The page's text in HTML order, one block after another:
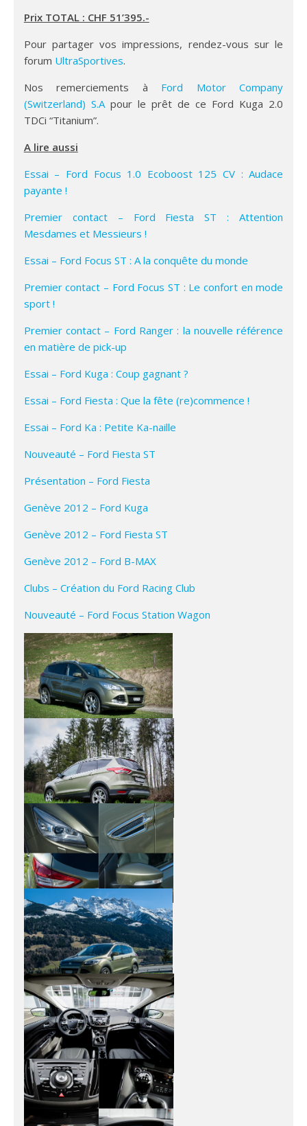
Prix TOTAL : CHF 51’395.-
Pour partager vos impressions, rendez-vous sur le
forum UltraSportives.
Nos remerciements à Ford Motor Company
(Switzerland) S.Apour le prêt de ce Ford Kuga 2.0
TDCi “Titanium”.
A lire aussi
Essai – Ford Focus 1.0 Ecoboost 125 CV : Audace
payante !
Premier contact – Ford Fiesta ST : Attention
Mesdames et Messieurs !
Essai – Ford Focus ST : A la conquête du monde
Premier contact – Ford Focus ST : Le confort en mode
sport !
Premier contact – Ford Ranger : la nouvelle référence
en matière de pick-up
Essai – Ford Kuga : Coup gagnant ?
Essai – Ford Fiesta : Que la fête (re)commence !
Essai – Ford Ka : Petite Ka-naille
Nouveauté – Ford Fiesta ST
Présentation – Ford Fiesta
Genève 2012 – Ford Kuga
Genève 2012 – Ford Fiesta ST
Genève 2012 – Ford B-MAX
Clubs – Création du Ford Racing Club
Nouveauté – Ford Focus Station Wagon